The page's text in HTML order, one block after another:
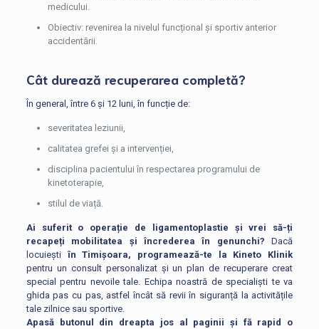
medicului.
Obiectiv: revenirea la nivelul funcțional și sportiv anterior
accidentării.
Cât durează recuperarea completă?
În general, între 6 și 12 luni, în funcție de:
severitatea leziunii,
calitatea grefei și a intervenției,
disciplina pacientului în respectarea programului de
kinetoterapie,
stilul de viață.
Ai suferit o operație de ligamentoplastie și vrei să-ți
recapeți mobilitatea și încrederea în genunchi? Dacă
locuieștiîn Timișoara, programează-te la Kineto Klinik
pentru un consult personalizat și un plan de recuperare creat
special pentru nevoile tale. Echipa noastră de specialiști te va
ghida pas cu pas, astfel încât să revii în siguranță la activitățile
tale zilnice sau sportive.
Apasă butonul din dreapta jos al paginii și fă rapid o